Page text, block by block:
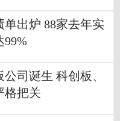
出炉 88家去年实
99%
司诞生 科创板、
格把关